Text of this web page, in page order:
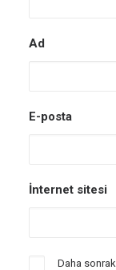
Ad
E-posta
İnternet sitesi
Daha